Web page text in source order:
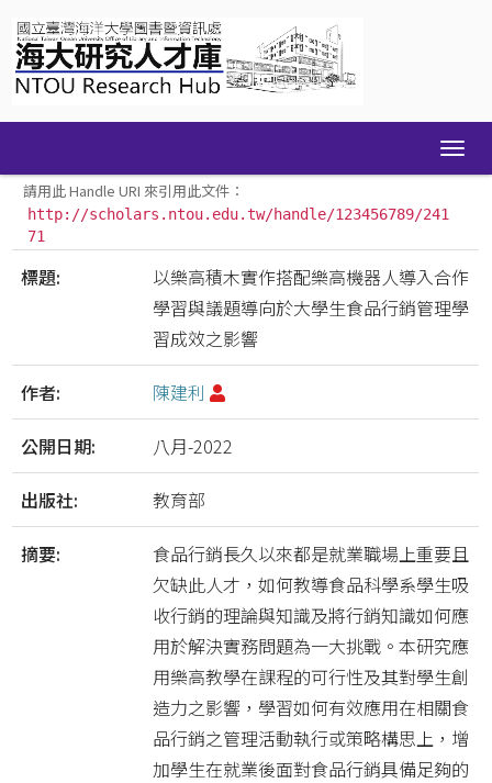
navigation
請用此 Handle URI 來引用此文件：
http://scholars.ntou.edu.tw/handle/123456789/241
71
標題:
以樂高積木實作搭配樂高機器人導入合作
學習與議題導向於大學生食品行銷管理學
習成效之影響
作者: 陳建利
公開日期: 八月-2022
出版社: 教育部
摘要:
食品行銷長久以來都是就業職場上重要且
欠缺此人才，如何教導食品科學系學生吸
收行銷的理論與知識及將行銷知識如何應
用於解決實務問題為一大挑戰。本研究應
用樂高教學在課程的可行性及其對學生創
造力之影響，學習如何有效應用在相關食
品行銷之管理活動執行或策略構思上，增
加學生在就業後面對食品行銷具備足夠的